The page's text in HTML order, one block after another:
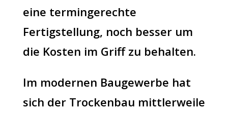
eine termingerechte
Fertigstellung, noch besser um
die Kosten im Griff zu behalten.
Im modernen Baugewerbe hat
sich der Trockenbau mittlerweile